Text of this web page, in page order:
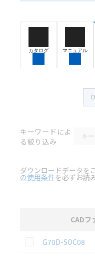
カタログ マニュアル
キーワードによ
る絞り込み
ダウンロードデータを
の使用条件を必ずお読
CADフ
この資料を選択
G70D-SOC08